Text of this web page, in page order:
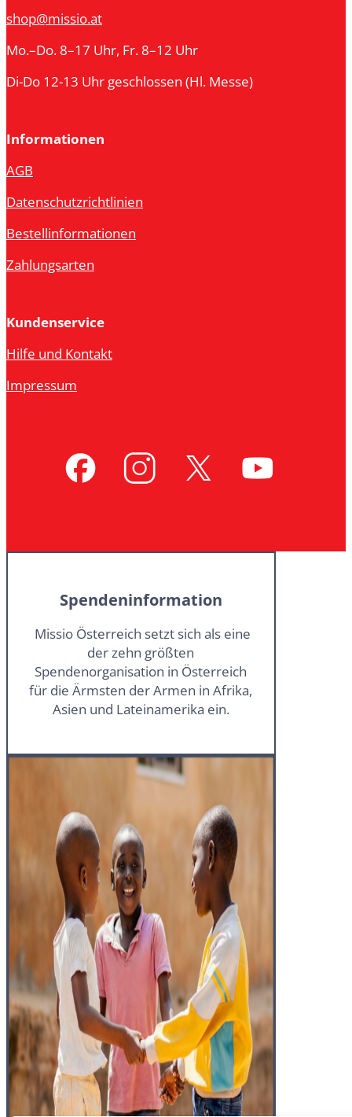
shop@missio.at
Mo.–Do. 8–17 Uhr, Fr. 8–12 Uhr
Di-Do 12-13 Uhr geschlossen (Hl. Messe)
Informationen
AGB
Datenschutzrichtlinien
Bestellinformationen
Zahlungsarten
Kundenservice
Hilfe und Kontakt
Impressum
Spendeninformation
Missio Österreich setzt sich als eine
der zehn größten
Spendenorganisation in Österreich
für die Ärmsten der Armen in Afrika,
Asien und Lateinamerika ein.